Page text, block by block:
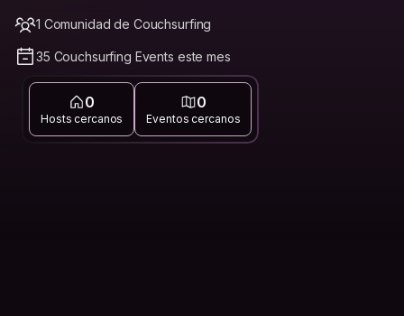
1 Comunidad de Couchsurfing
35 Couchsurfing Events este mes
0
Hosts cercanos
0
Eventos cercanos